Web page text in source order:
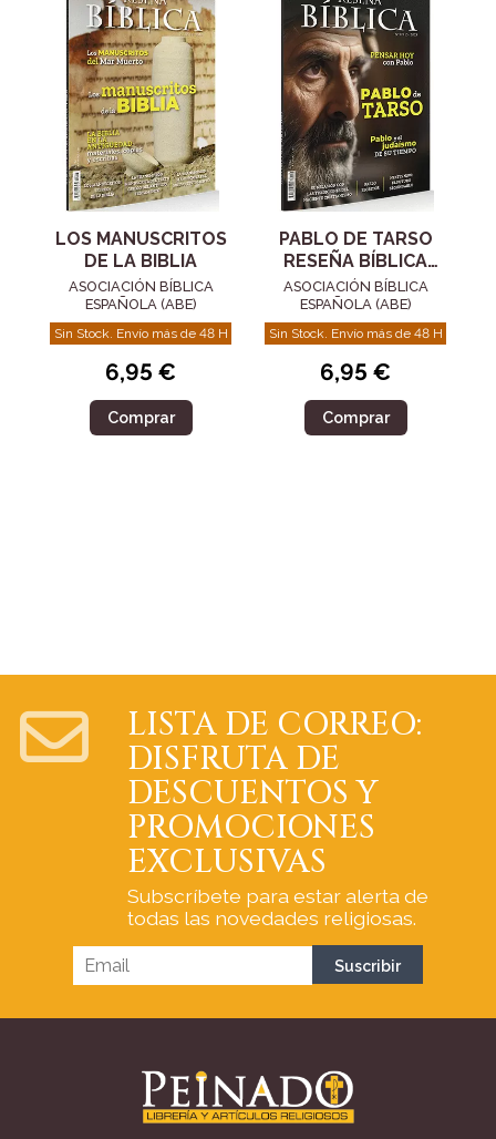
LOS MANUSCRITOS
DE LA BIBLIA
ASOCIACIÓN BÍBLICA
ESPAÑOLA (ABE)
Sin Stock. Envío más de 48 H
6,95 €
Comprar
PABLO DE TARSO
RESEÑA BÍBLICA
119
ASOCIACIÓN BÍBLICA
ESPAÑOLA (ABE)
Sin Stock. Envío más de 48 H
6,95 €
Comprar
LISTA DE CORREO:
DISFRUTA DE
DESCUENTOS Y
PROMOCIONES
EXCLUSIVAS
Subscríbete para estar alerta de
todas las novedades religiosas.